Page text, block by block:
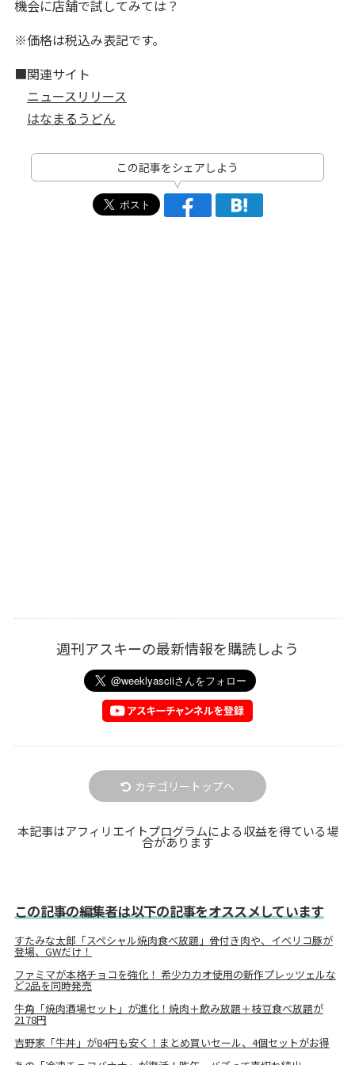
機会に店舗で試してみては？
※価格は税込み表記です。
■関連サイト
ニュースリリース
はなまるうどん
この記事をシェアしよう
週刊アスキーの最新情報を購読しよう
カテゴリートップへ
本記事はアフィリエイトプログラムによる収益を得ている場
合があります
この記事の編集者は以下の記事をオススメしています
すたみな太郎「スペシャル焼肉食べ放題」骨付き肉や、イベリコ豚が
登場、GWだけ！
ファミマが本格チョコを強化！ 希少カカオ使用の新作プレッツェルな
ど2品を同時発売
牛角「焼肉酒場セット」が進化！焼肉＋飲み放題＋枝豆食べ放題が
2178円
吉野家「牛丼」が84円も安く！まとめ買いセール、4個セットがお得